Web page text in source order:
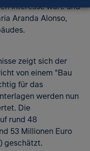
Interesse wäre und
Aranda Alonso,
zeigt sich der
von einem "Bau
für das
werden nun
Die
rund 48
53 Millionen Euro
geschätzt.